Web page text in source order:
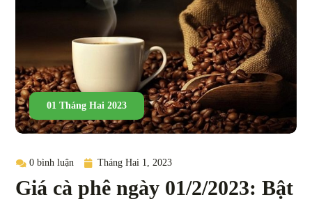
01 Tháng Hai 2023
0 bình luận Tháng Hai 1, 2023
Giá cà phê ngày 01/2/2023: Bật